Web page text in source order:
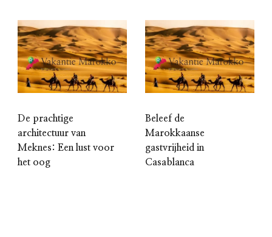
De prachtige
architectuur van
Meknes: Een lust voor
het oog
Beleef de
Marokkaanse
gastvrijheid in
Casablanca